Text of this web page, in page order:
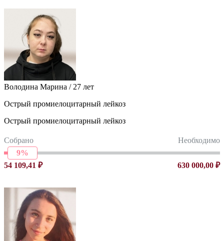
Володина Марина / 27 лет
Острый промиелоцитарный лейкоз
Острый промиелоцитарный лейкоз
Собрано
Необходимо
9%
54 109,41 ₽
630 000,00 ₽